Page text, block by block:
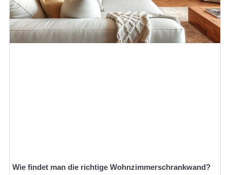
Wie findet man die richtige Wohnzimmerschrankwand?